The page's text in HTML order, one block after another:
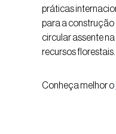
práticas
para a construção
circular assente
recursos florestais.
Conheça melhor o